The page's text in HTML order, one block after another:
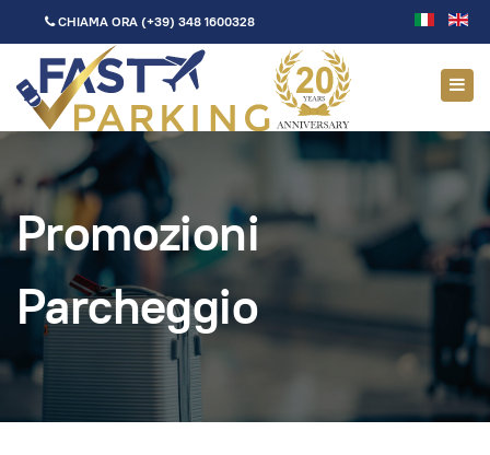
CHIAMA ORA (+39) 348 1600328
Promozioni
Parcheggio